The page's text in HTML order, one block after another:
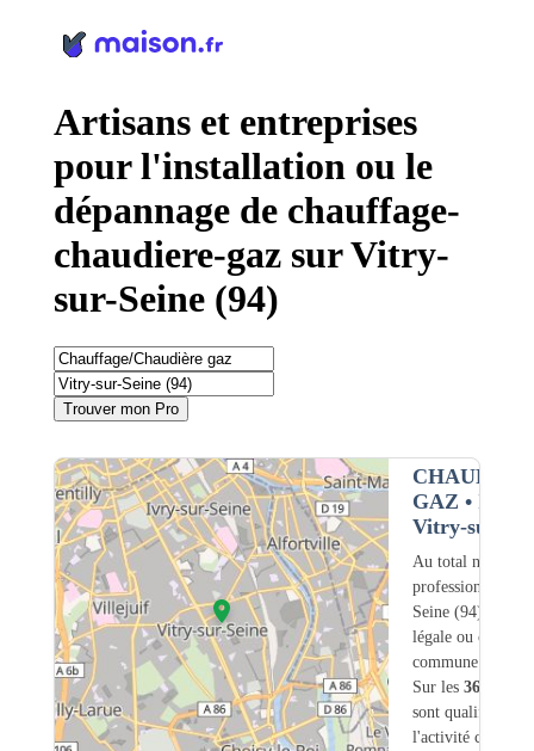
Artisans et entreprises
pour l'installation ou le
dépannage de chauffage-
chaudiere-gaz sur Vitry-
sur-Seine (94)
Trouver mon Pro
GAZ •
Vitry-sur-
Au total nous
professionnels
Seine (94) dont
légale ou
commune.
Sur les 361
sont qualifiés
l'activité